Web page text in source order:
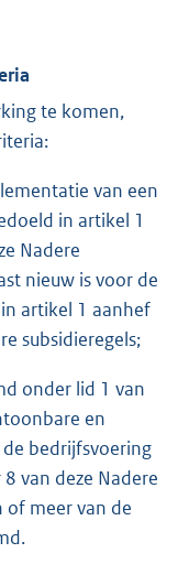
te komen,
van een
in artikel 1
Nadere
nieuw is voor de
artikel 1 aanhef
subsidieregels;
onder lid 1 van
en
bedrijfsvoering
van deze Nadere
of meer van de